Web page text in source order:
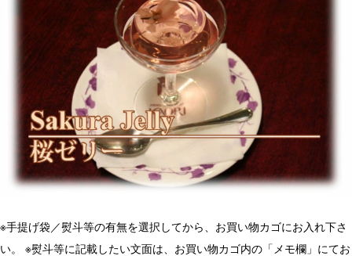
※手提げ袋／熨斗等の有無を選択してから、お買い物カゴにお入れ下さ
い。
※熨斗等に記載したい文面は、お買い物カゴ内の「メモ欄」にてお